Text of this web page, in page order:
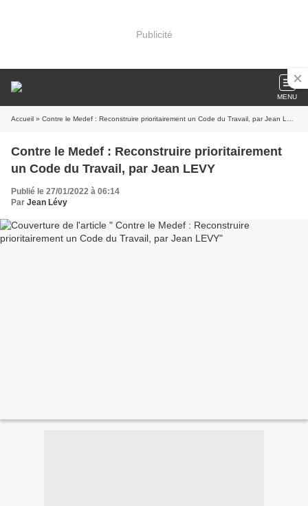
Publicité
MENU
Accueil » Contre le Medef : Reconstruire prioritairement un Code du Travail, par Jean LEVY
Contre le Medef : Reconstruire prioritairement
un Code du Travail, par Jean LEVY
Publié le 27/01/2022 à 06:14
Par Jean Lévy